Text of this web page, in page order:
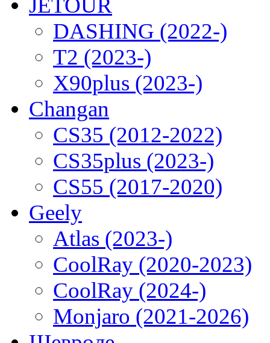
JETOUR
DASHING (2022-)
T2 (2023-)
X90plus (2023-)
Changan
CS35 (2012-2022)
CS35plus (2023-)
CS55 (2017-2020)
Geely
Atlas (2023-)
CoolRay (2020-2023)
CoolRay (2024-)
Monjaro (2021-2026)